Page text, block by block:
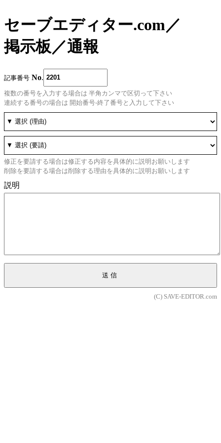
セーブエディター.com／
掲示板／通報
記事番号 No
複数の番号を入力する場合は 半角カンマで区切って下さい
連続する番号の場合は 開始番号-終了番号と入力して下さい
修正を要請する場合は修正する内容を具体的に説明お願いします
削除を要請する場合は削除する理由を具体的に説明お願いします
説明
送信
(C) SAVE-EDITOR.com